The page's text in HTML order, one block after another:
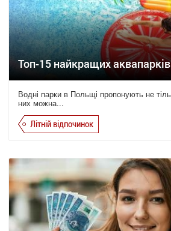
Топ-15 найкращих
Водні парки в Польщі пропонують не
них можна...
Літній відпочинок